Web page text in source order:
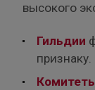
высокого
Гильдии
признаку.